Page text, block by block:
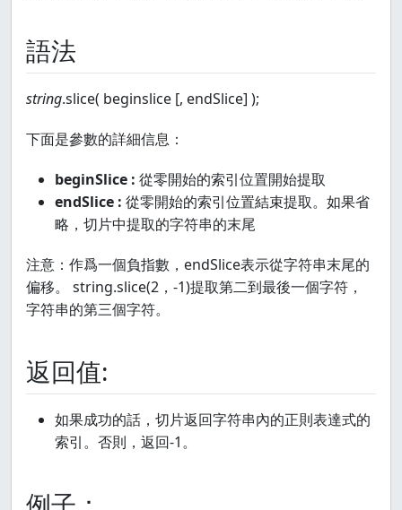
語法
string.slice( beginslice [, endSlice] );
下面是參數的詳細信息：
beginSlice : 從零開始的索引位置開始提取
endSlice : 從零開始的索引位置結束提取。如果省
略，切片中提取的字符串的末尾
注意：作爲一個負指數，endSlice表示從字符串末尾的
偏移。 string.slice(2，-1)提取第二到最後一個字符，
字符串的第三個字符。
返回值:
如果成功的話，切片返回字符串內的正則表達式的
索引。否則，返回-1。